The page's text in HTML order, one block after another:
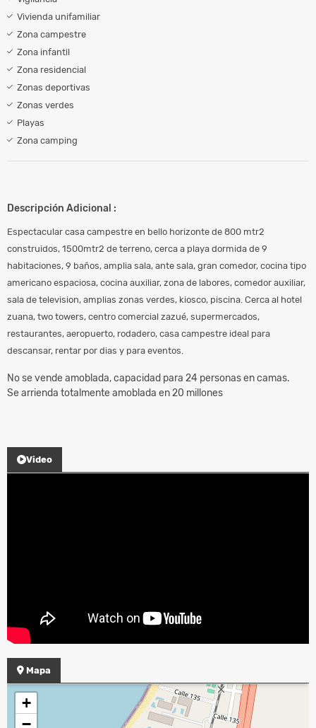
Vivienda unifamiliar
Zona campestre
Zona infantil
Zona residencial
Zonas deportivas
Zonas verdes
Playas
Zona camping
Descripción Adicional :
Espectacular casa campestre en bello horizonte de 800 mtr2
construidos, 1500mtr2 de terreno, cerca a playa dormida de 9
habitaciones, 9 baños, amplia sala, ante sala, gran comedor, cocina tipo
americano espaciosa, cocina auxiliar, zona de labores, comedor auxiliar,
sala de television, amplias zonas verdes, kiosco, piscina. Cerca al hotel
zuana, two towers, centro comercial zazué, supermercados,
restaurantes, aeropuerto, rodadero, casa campestre ideal para
descansar, rentar por dias y para eventos.
No se vende amoblada, capacidad para 24 personas en camas.
Se arrienda totalmente amoblada en 20 millones
Video
Mapa
+
−